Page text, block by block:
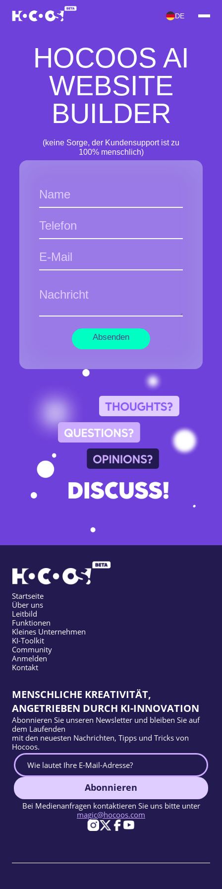
DE
HOCOOS AI
WEBSITE
BUILDER
(keine Sorge, der Kundensupport ist zu
100% menschlich)
Absenden
Startseite
Über uns
Leitbild
Funktionen
Kleines Unternehmen
KI-Toolkit
Community
Anmelden
Kontakt
MENSCHLICHE KREATIVITÄT,
ANGETRIEBEN DURCH KI-INNOVATION
Abonnieren Sie unseren Newsletter und bleiben Sie auf
dem Laufenden
mit den neuesten Nachrichten, Tipps und Tricks von
Hocoos.
Abonnieren
Bei Medienanfragen kontaktieren Sie uns bitte unter
magic@hocoos.com